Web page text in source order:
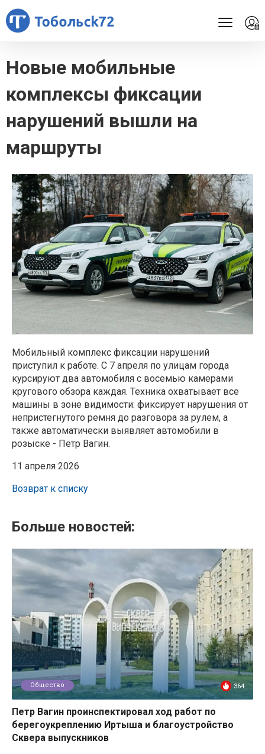
Новые мобильные
комплексы фиксации
нарушений вышли на
маршруты
Мобильный комплекс фиксации нарушений
приступил к работе. С 7 апреля по улицам города
курсируют два автомобиля с восемью камерами
кругового обзора каждая. Техника охватывает все
машины в зоне видимости: фиксирует нарушения от
непристегнутого ремня до разговора за рулем, а
также автоматически выявляет автомобили в
розыске - Петр Вагин.
11 апреля 2026
Возврат к списку
Больше новостей:
Общество 364
Петр Вагин проинспектировал ход работ по
берегоукреплению Иртыша и благоустройство
Сквера выпускников